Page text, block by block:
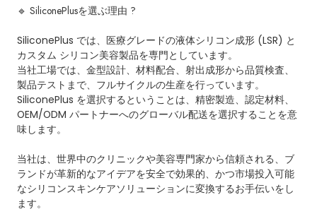
🔹SiliconePlusを選ぶ理由 ?
SiliconePlus では、医療グレードの液体シリコン成形 (LSR) と
カスタム シリコン美容製品を専門としています。
当社工場では、金型設計、材料配合、射出成形から品質検査、
製品テストまで、フルサイクルの生産を行っています。
SiliconePlus を選択するということは、精密製造、認定材料、
OEM/ODM パートナーへのグローバル配送を選択することを意
味します。
当社は、世界中のクリニックや美容専門家から信頼される、ブ
ランドが革新的なアイデアを安全で効果的、かつ市場投入可能
なシリコンスキンケアソリューションに変換するお手伝いをし
ます。